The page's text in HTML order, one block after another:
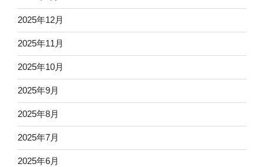
2025年12月
2025年11月
2025年10月
2025年9月
2025年8月
2025年7月
2025年6月